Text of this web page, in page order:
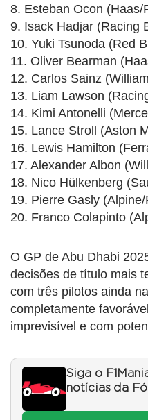
8. Esteban Ocon (Haas/
9. Isack Hadjar (Racing
10. Yuki Tsunoda (Red
11. Oliver Bearman
12. Carlos Sainz
13. Liam Lawson
14. Kimi Antonelli
15. Lance Stroll (Aston
16. Lewis Hamilton
17. Alexander Albon
18. Nico Hülkenberg
19. Pierre Gasly
20. Franco Colapinto
O GP de Abu Dhabi
decisões de título mais
com três pilotos ainda
completamente
imprevisível e com
Siga o
notícias da